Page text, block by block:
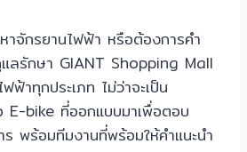
จักรยานไฟฟ้า หรือต้องการคำ
ลรักษา GIANT Shopping Mall
ฟ้าทุกประเภท ไม่ว่าจะเป็น
E-bike ที่ออกแบบมาเพื่อตอบ
พร้อมทีมงานที่พร้อมให้คำแนะนำ